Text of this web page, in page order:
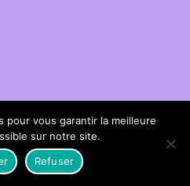
pour vous garantir la meilleure
sur notre site.
Refuser